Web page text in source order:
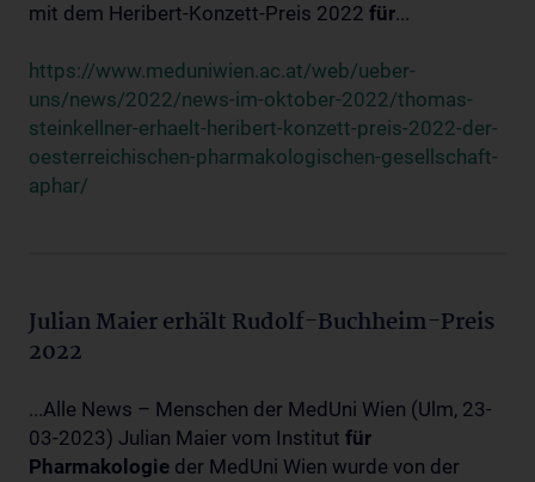
mit dem Heribert-Konzett-Preis 2022 für...
https://www.meduniwien.ac.at/web/ueber-
uns/news/2022/news-im-oktober-2022/thomas-
steinkellner-erhaelt-heribert-konzett-preis-2022-der-
oesterreichischen-pharmakologischen-gesellschaft-
aphar/
Julian Maier erhält Rudolf-Buchheim-Preis
2022
...Alle News – Menschen der MedUni Wien (Ulm, 23-
03-2023) Julian Maier vom Institut für
Pharmakologie der MedUni Wien wurde von der